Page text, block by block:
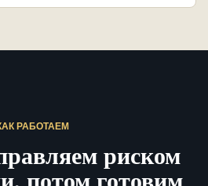
РАБОТАЕМ
риском